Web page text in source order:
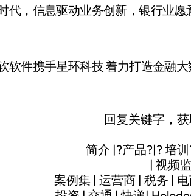
代，信息驱动业务创新，银行业
回复关键字，
简介 |?产品?|? 培
| 视频
案例集 | 运营商 | 税务 |